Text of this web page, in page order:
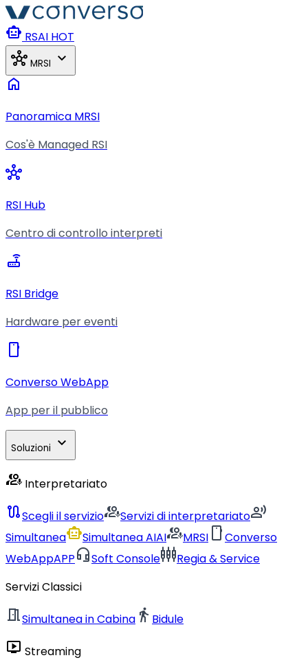
Vai al contenuto principale
smart_toy RSAI HOT
hub MRSI expand_more
home
Panoramica MRSI
Cos'è Managed RSI
hub
RSI Hub
Centro di controllo interpreti
router
RSI Bridge
Hardware per eventi
smartphone
Converso WebApp
App per il pubblico
Soluzioni expand_more
interpreter_mode Interpretariato
routeScegli il serviziointerpreter_modeServizi di interpretariatorecord_voice_over
Simultaneasmart_toySimultanea AIAIinterpreter_modeMRSI smartphoneConverso
WebAppAPPheadset_micSoft Consolesettings_input_componentRegia & Service
Servizi Classici
meeting_roomSimultanea in Cabina directions_walk Bidule
live_tv Streaming